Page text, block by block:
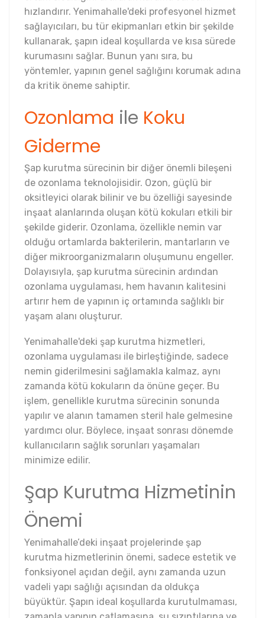
hızlandırır. Yenimahalle'deki profesyonel hizmet
sağlayıcıları, bu tür ekipmanları etkin bir şekilde
kullanarak, şapın ideal koşullarda ve kısa sürede
kurumasını sağlar. Bunun yanı sıra, bu
yöntemler, yapının genel sağlığını korumak adına
da kritik öneme sahiptir.
Ozonlama ile Koku
Giderme
Şap kurutma sürecinin bir diğer önemli bileşeni
de ozonlama teknolojisidir. Ozon, güçlü bir
oksitleyici olarak bilinir ve bu özelliği sayesinde
inşaat alanlarında oluşan kötü kokuları etkili bir
şekilde giderir. Ozonlama, özellikle nemin var
olduğu ortamlarda bakterilerin, mantarların ve
diğer mikroorganizmaların oluşumunu engeller.
Dolayısıyla, şap kurutma sürecinin ardından
ozonlama uygulaması, hem havanın kalitesini
artırır hem de yapının iç ortamında sağlıklı bir
yaşam alanı oluşturur.
Yenimahalle'deki şap kurutma hizmetleri,
ozonlama uygulaması ile birleştiğinde, sadece
nemin giderilmesini sağlamakla kalmaz, aynı
zamanda kötü kokuların da önüne geçer. Bu
işlem, genellikle kurutma sürecinin sonunda
yapılır ve alanın tamamen steril hale gelmesine
yardımcı olur. Böylece, inşaat sonrası dönemde
kullanıcıların sağlık sorunları yaşamaları
minimize edilir.
Şap Kurutma Hizmetinin
Önemi
Yenimahalle’deki inşaat projelerinde şap
kurutma hizmetlerinin önemi, sadece estetik ve
fonksiyonel açıdan değil, aynı zamanda uzun
vadeli yapı sağlığı açısından da oldukça
büyüktür. Şapın ideal koşullarda kurutulmaması,